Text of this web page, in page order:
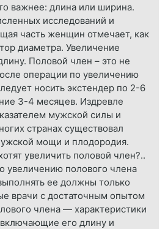
важнее: длина или ширина.
исследований и
часть женщин отмечает, как
диаметра. Увеличение
Половой член – это не
операции по увеличению
носить экстендер по 2-6
3-4 месяцев. Издревле
мужской силы и
странах существовал
мощи и плодородия.
увеличить половой член?..
увеличению полового члена
ее должны только
врачи с достаточным опытом
члена — характеристики
его длину и